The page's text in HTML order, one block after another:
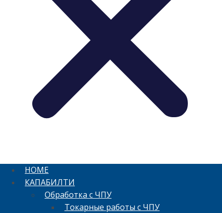
HOME
КАПАБИЛТИ
Обработка с ЧПУ
Токарные работы с ЧПУ